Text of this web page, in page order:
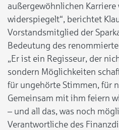
außergewöhnlichen Karriere
widerspiegelt“, berichtet
Vorstandsmitglied der
Bedeutung des
„Er ist ein Regisseur, der
sondern Möglichkeiten
für ungehörte Stimmen, für
Gemeinsam mit ihm feiern
– und all das, was noch
Verantwortliche des